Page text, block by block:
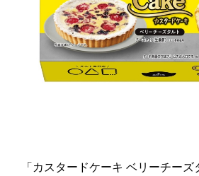
「カスタードケーキ ベリーチーズ